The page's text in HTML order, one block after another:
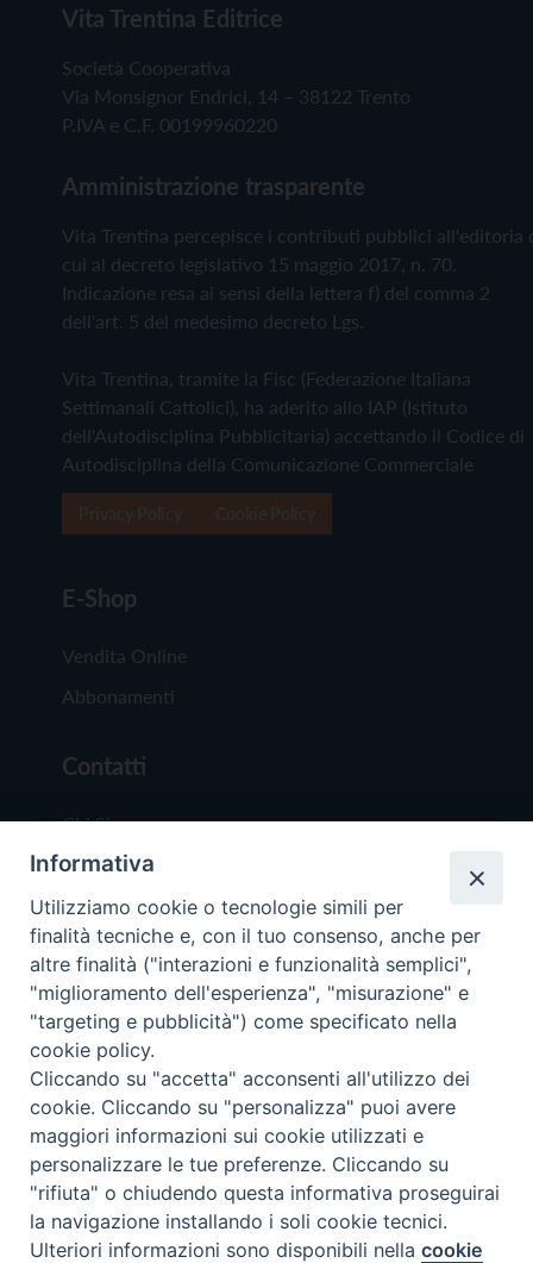
Vita Trentina Editrice
Società Cooperativa
Via Monsignor Endrici, 14 – 38122 Trento
P.IVA e C.F. 00199960220
Amministrazione trasparente
Vita Trentina percepisce i contributi pubblici all'editoria
cui al decreto legislativo 15 maggio 2017, n. 70.
Indicazione resa ai sensi della lettera f) del comma 2
dell'art. 5 del medesimo decreto Lgs.
Vita Trentina, tramite la Fisc (Federazione Italiana
Settimanali Cattolici), ha aderito allo IAP (Istituto
dell'Autodisciplina Pubblicitaria) accettando il Codice di
Autodisciplina della Comunicazione Commerciale
E-Shop
Vendita Online
Abbonamenti
Contatti
Chi Siamo
Redazione
Scrivici
Copyright © 2019 - Tutti i diritti riservati - Vita
Trentina Editrice
Privacy Policy
Torna
Preferenze Cookie
Informativa
Utilizziamo cookie o tecnologie simili per
finalità tecniche e, con il tuo consenso, anche per
altre finalità ("interazioni e funzionalità semplici",
"miglioramento dell'esperienza", "misurazione" e
"targeting e pubblicità") come specificato nella
cookie policy.
Cliccando su "accetta" acconsenti all'utilizzo dei
cookie. Cliccando su "personalizza" puoi avere
maggiori informazioni sui cookie utilizzati e
personalizzare le tue preferenze. Cliccando su
"rifiuta" o chiudendo questa informativa proseguirai
la navigazione installando i soli cookie tecnici.
Ulteriori informazioni sono disponibili nellacookie